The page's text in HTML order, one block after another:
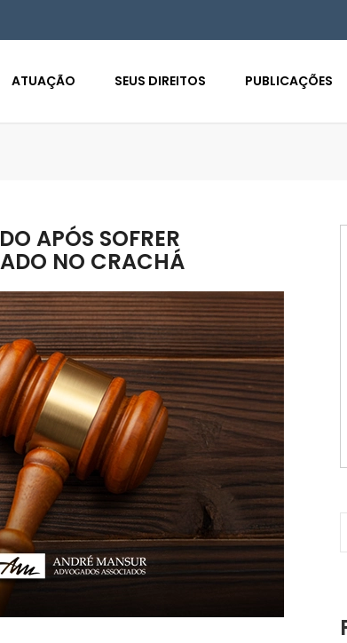
ATUAÇÃO SEUS DIREITOS PUBLICAÇÕES
APÓS SOFRER
NO CRACHÁ